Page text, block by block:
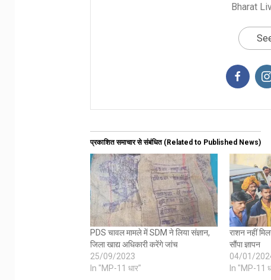
Bharat
प्रकाशित समाचार से संबंधित (Related to Published News)
PDS चावल मामले में SDM ने लिया संज्ञान,
जिला खाद्य अधिकारी करेंगे जांच
25/09/2023
In "MP-11 धार"
राशन नहीं
सौंपा ज्ञापन
04/01/
In "MP-11